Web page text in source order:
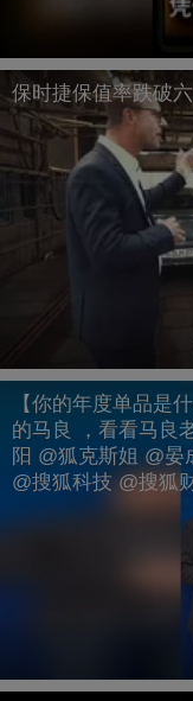
保时捷保值率跌破
【你的年度单品是
的马良 ，看看马良
阳 @狐克斯姐 @
@搜狐科技 @搜狐